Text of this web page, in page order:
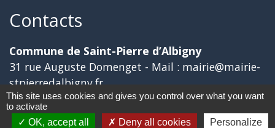
Contacts
Commune de Saint-Pierre d’Albigny
31 rue Auguste Domenget - Mail : mairie@mairie-
stpierredalbigny.fr
73250 Saint-Pierre-d'Albigny - FRANCE
+33 4 79 28 50 23
This site uses cookies and gives you control over what you want
to activate
OK, accept all
Deny all cookies Personalize